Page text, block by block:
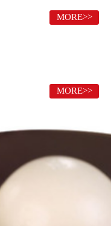
MORE>>
MORE>>